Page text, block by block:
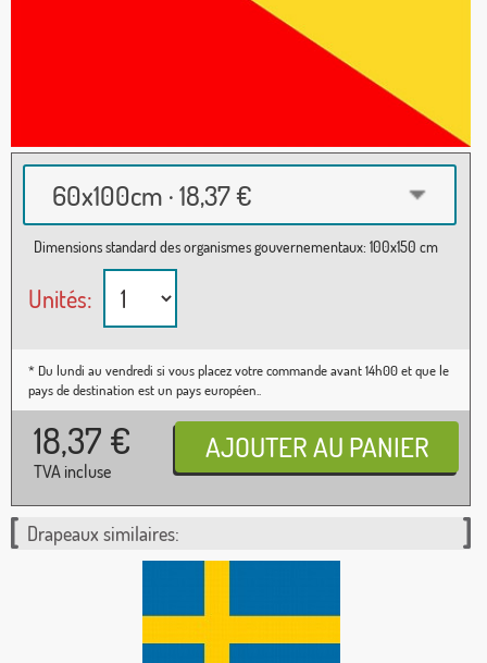
60x100cm · 18,37 €
Dimensions standard des organismes gouvernementaux: 100x150 cm
Unités:
* Du lundi au vendredi si vous placez votre commande avant 14h00 et que le
pays de destination est un pays européen..
18,37 €
TVA incluse
Drapeaux similaires: